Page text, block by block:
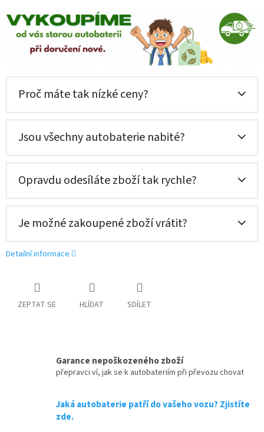
Proč máte tak nízké ceny?
Jsou všechny autobaterie nabité?
Opravdu odesíláte zboží tak rychle?
Je možné zakoupené zboží vrátit?
Detailní informace
ZEPTAT SE HLÍDAT SDÍLET
Garance nepoškozeného zboží
přepravci ví, jak se k autobateriím při převozu chovat
Jaká autobaterie patří do vašeho vozu? Zjistíte
zde.